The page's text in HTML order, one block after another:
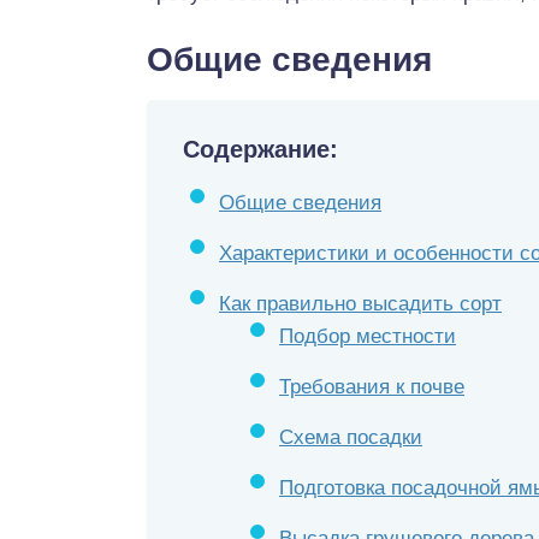
Общие сведения
Содержание:
Общие сведения
Характеристики и особенности
Как правильно высадить сорт
Подбор местности
Требования к почве
Схема посадки
Подготовка посадочной